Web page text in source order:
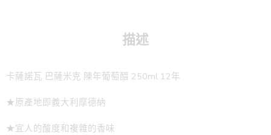
描述
卡薩諾瓦 巴薩米克 陳年葡萄醋 250ml 12年
★原產地即義大利摩德納
★宜人的酸度和複雜的香味